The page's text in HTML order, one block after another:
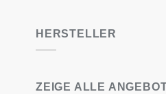
HERSTELLER
ZEIGE ALLE